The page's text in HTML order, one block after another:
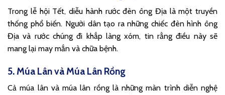
Trong lễ hội Tết, diễu hành rước đèn ông Địa là một truyền
thống phổ biến. Người dân tạo ra những chiếc đèn hình ông
Địa và rước chúng đi khắp làng xóm, tin rằng điều này sẽ
mang lại may mắn và chữa bệnh.
5. Múa Lân và Múa Lân Rồng
Cả múa lân và múa lân rồng là những màn trình diễn nghệ